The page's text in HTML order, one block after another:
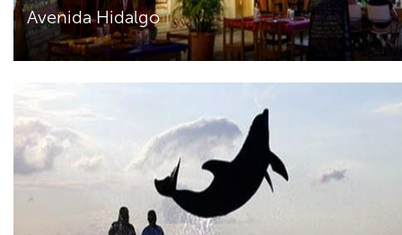
Avenida Hidalgo